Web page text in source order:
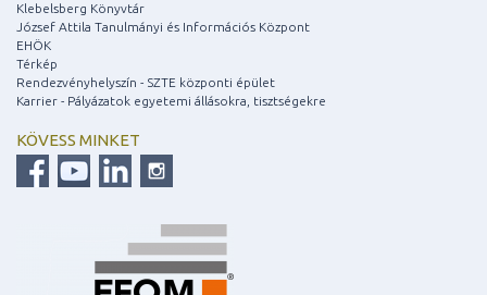
Klebelsberg Könyvtár
József Attila Tanulmányi és Információs Központ
EHÖK
Térkép
Rendezvényhelyszín - SZTE központi épület
Karrier - Pályázatok egyetemi állásokra, tisztségekre
KÖVESS MINKET